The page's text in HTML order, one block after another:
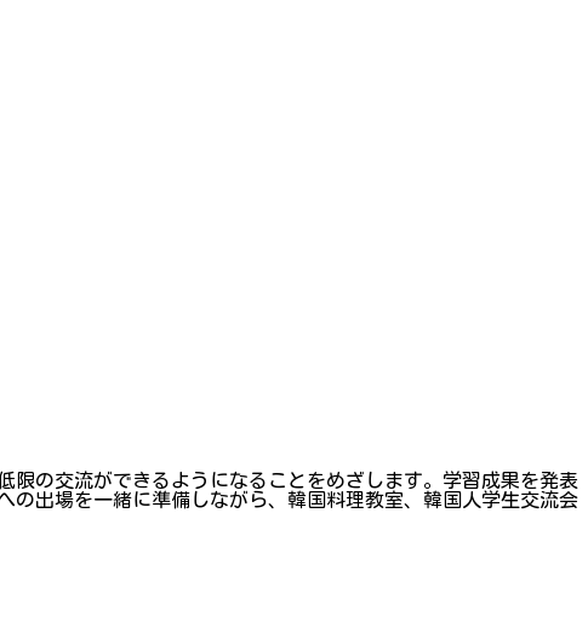
の交流ができるようになることをめざします。学習成果を発表
出場を一緒に準備しながら、韓国料理教室、韓国人学生交流会